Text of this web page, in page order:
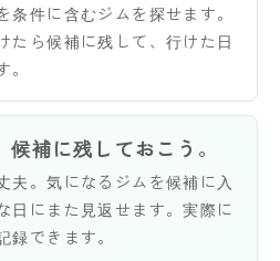
件に含むジムを探せます。
たら候補に残して、行けた日
補に残しておこう。
夫。気になるジムを候補に入
日にまた見返せます。実際に
できます。